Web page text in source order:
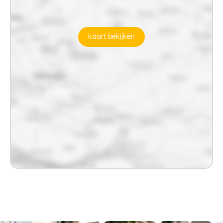
kaart bekijken